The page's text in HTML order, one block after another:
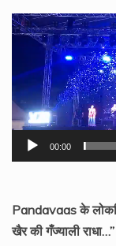
Video
Player
00:00
Pandavaas के
खैर की गँज्याली